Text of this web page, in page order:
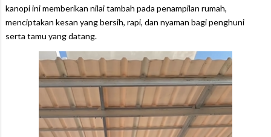
kanopi ini memberikan nilai tambah pada penampilan rumah,
menciptakan kesan yang bersih, rapi, dan nyaman bagi penghuni
serta tamu yang datang.